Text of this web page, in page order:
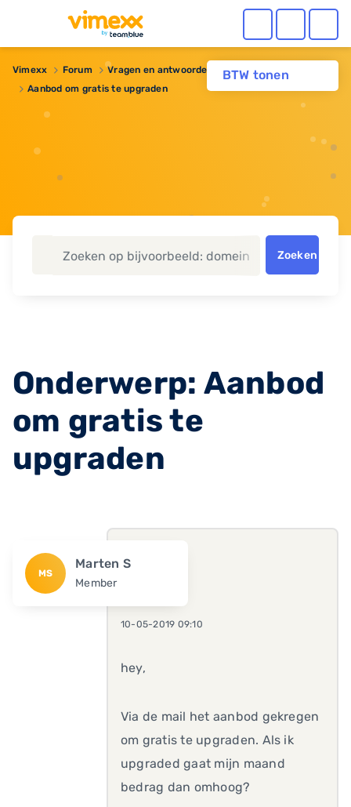
BTW tonen
Vimexx Forum
Vragen en antwoorden
Aanbod om gratis te upgraden
Zoeken
Onderwerp: Aanbod
om gratis te
upgraden
MS
Marten S
Member
10-05-2019 09:10
hey,
Via de mail het aanbod gekregen
om gratis te upgraden. Als ik
upgraded gaat mijn maand
bedrag dan omhoog?